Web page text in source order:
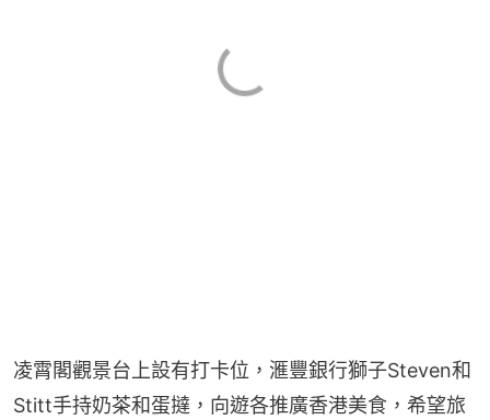
凌霄閣觀景台上設有打卡位，滙豐銀行獅子Steven和
Stitt手持奶茶和蛋撻，向遊各推廣香港美食，希望旅